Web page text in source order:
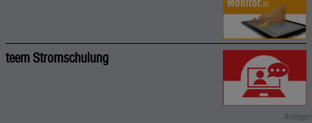
teem Stromschulung